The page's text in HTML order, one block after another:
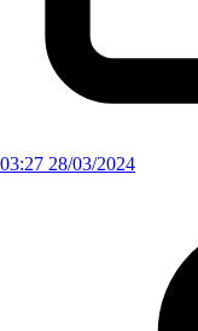
03:27 28/03/2024